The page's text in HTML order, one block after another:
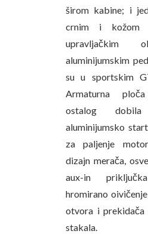
širom kabine; i
crnim i kožom
upravljačkim
aluminijumskim
su u sportskim
Armaturna
ostalog
aluminijumsko
za paljenje
dizajn merača,
aux-in
hromirano
otvora i prekidača
stakala.